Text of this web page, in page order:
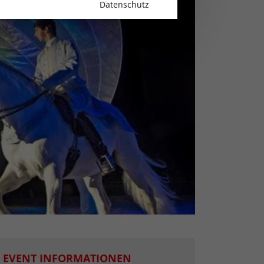
EVENT INFORMATIONEN
Datenschutz